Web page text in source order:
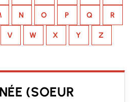
N O P Q R
V W X Y Z
(SOEUR